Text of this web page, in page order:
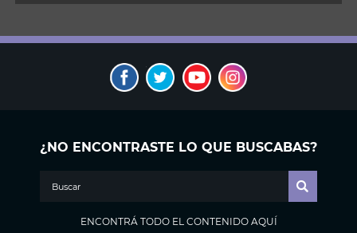
¿NO ENCONTRASTE LO QUE BUSCABAS?
ENCONTRÁ TODO EL CONTENIDO AQUÍ